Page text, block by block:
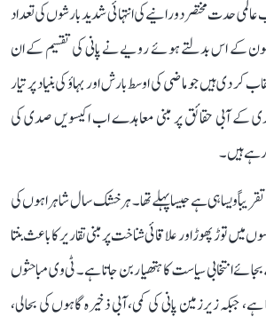
حدت مختصر دورانیے کی انتہائی شدید بارشوں کی تعداد
کے اس بدلتے ہوئے رویے نے پانی کی تقسیم کے ان
کر دی ہیں جو ماضی کی اوسط بارش اور بہاؤ کی بنیاد پر تیار
کے آبی حقائق پر مبنی معاہدے اب اکیسویں صدی کی
رہے ہیں۔
ویسا ہی ہے جیسا پہلے تھا۔ ہر خشک سال شاہراہوں کی
توڑ پھوڑ اور علاقائی شناخت پر مبنی تقاریر کا باعث بنتا
انتخابی سیاست کا ہتھیار بن جاتا ہے۔ ٹی وی مباحثوں
ہے، جبکہ زیرزمین پانی کی کمی، آبی ذخیرہ گاہوں کی بحالی،